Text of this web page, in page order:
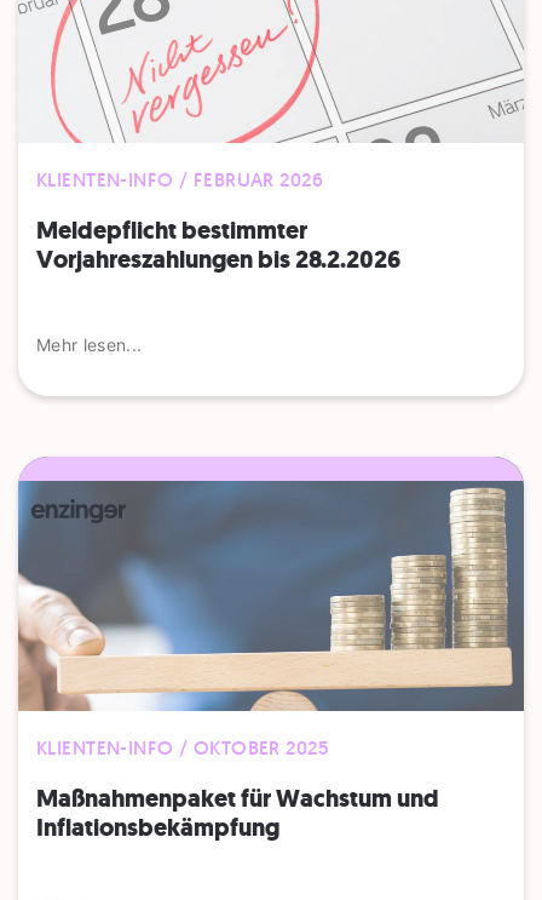
KLIENTEN-INFO / FEBRUAR 2026
Meldepflicht bestimmter
Vorjahreszahlungen bis 28.2.2026
Mehr lesen...
KLIENTEN-INFO / OKTOBER 2025
Maßnahmenpaket für Wachstum und
Inflationsbekämpfung